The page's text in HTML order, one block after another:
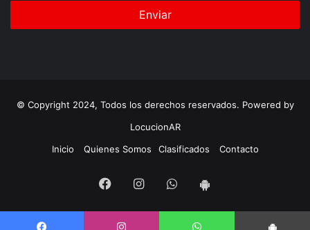
© Copyright 2024, Todos los derechos reservados. Powered by
LocucionAR
Inicio
Quienes Somos Clasificados Contacto
FacebookInstagramWhatsapp